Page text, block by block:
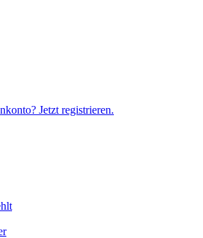
Jetzt registrieren.